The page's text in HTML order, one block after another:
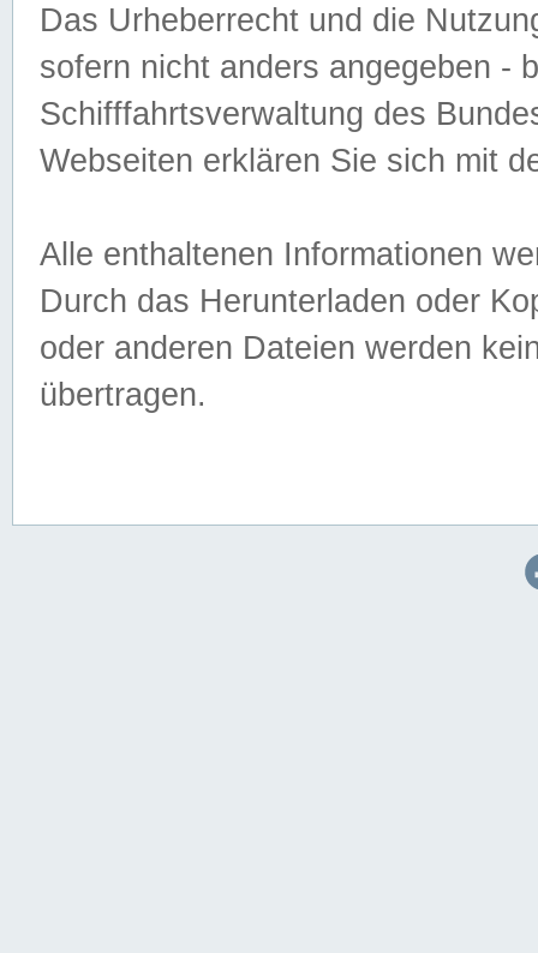
Das Urheberrecht und die
sofern nicht anders angegeben -
Schifffahrtsverwaltung des
Webseiten erklären Sie sich mit
Alle enthaltenen Informationen
Durch das Herunterladen oder
oder anderen Dateien werden
übertragen.